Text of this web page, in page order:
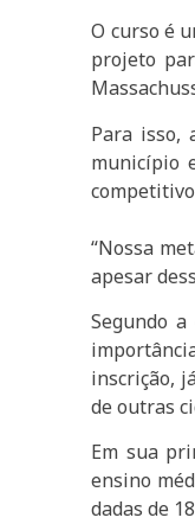
O curso é
projeto
Para isso,
município
“Nossa
apesar
Segundo
inscrição,
de outras
Em sua
ensino
dadas de